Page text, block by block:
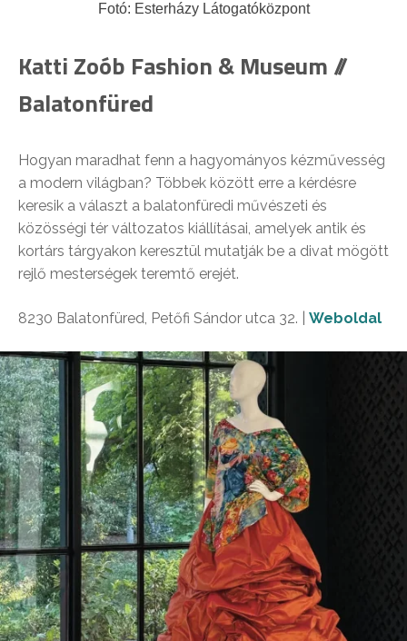
Fotó: Esterházy Látogatóközpont
Katti Zoób Fashion & Museum //
Balatonfüred
Hogyan maradhat fenn a hagyományos kézművesség
a modern világban? Többek között erre a kérdésre
keresik a választ a balatonfüredi művészeti és
közösségi tér változatos kiállításai, amelyek antik és
kortárs tárgyakon keresztül mutatják be a divat mögött
rejlő mesterségek teremtő erejét.
8230 Balatonfüred, Petőfi Sándor utca 32. | Weboldal